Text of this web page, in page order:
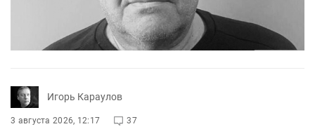
Игорь Караулов
3 августа 2026, 12:17 37